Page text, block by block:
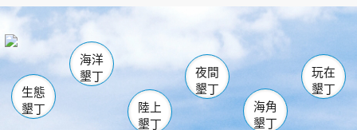
南仁湖
海生館
恆春 佳樂水
龍鑾潭自然中心 森林遊樂區
瓊麻館
關山 墾管處遊客中心
社頂公園 風吹沙
船帆石
白砂 龍磐公園
香蕉灣
砂島
鵝鑾鼻
生態
墾丁
海洋
墾丁
陸上
墾丁
夜間
墾丁
海角
墾丁
玩在
墾丁